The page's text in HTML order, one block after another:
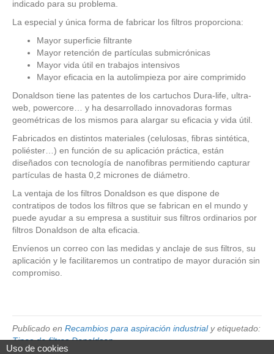
indicado para su problema.
La especial y única forma de fabricar los filtros proporciona:
Mayor superficie filtrante
Mayor retención de partículas submicrónicas
Mayor vida útil en trabajos intensivos
Mayor eficacia en la autolimpieza por aire comprimido
Donaldson tiene las patentes de los cartuchos Dura-life, ultra-
web, powercore… y ha desarrollado innovadoras formas
geométricas de los mismos para alargar su eficacia y vida útil.
Fabricados en distintos materiales (celulosas, fibras sintética,
poliéster…) en función de su aplicación práctica, están
diseñados con tecnología de nanofibras permitiendo capturar
partículas de hasta 0,2 micrones de diámetro.
La ventaja de los filtros Donaldson es que dispone de
contratipos de todos los filtros que se fabrican en el mundo y
puede ayudar a su empresa a sustituir sus filtros ordinarios por
filtros Donaldson de alta eficacia.
Envíenos un correo con las medidas y anclaje de sus filtros, su
aplicación y le facilitaremos un contratipo de mayor duración sin
compromiso.
Publicado en Recambios para aspiración industrialy etiquetado:
Tipos de filtros Donaldson
Uso de cookies